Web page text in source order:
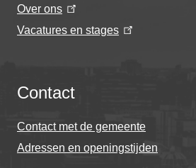
Over ons
Vacatures en stages
Contact
Contact met de gemeente
Adressen en openingstijden